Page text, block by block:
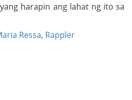
harapin ang lahat ng ito sa
Ressa, Rappler